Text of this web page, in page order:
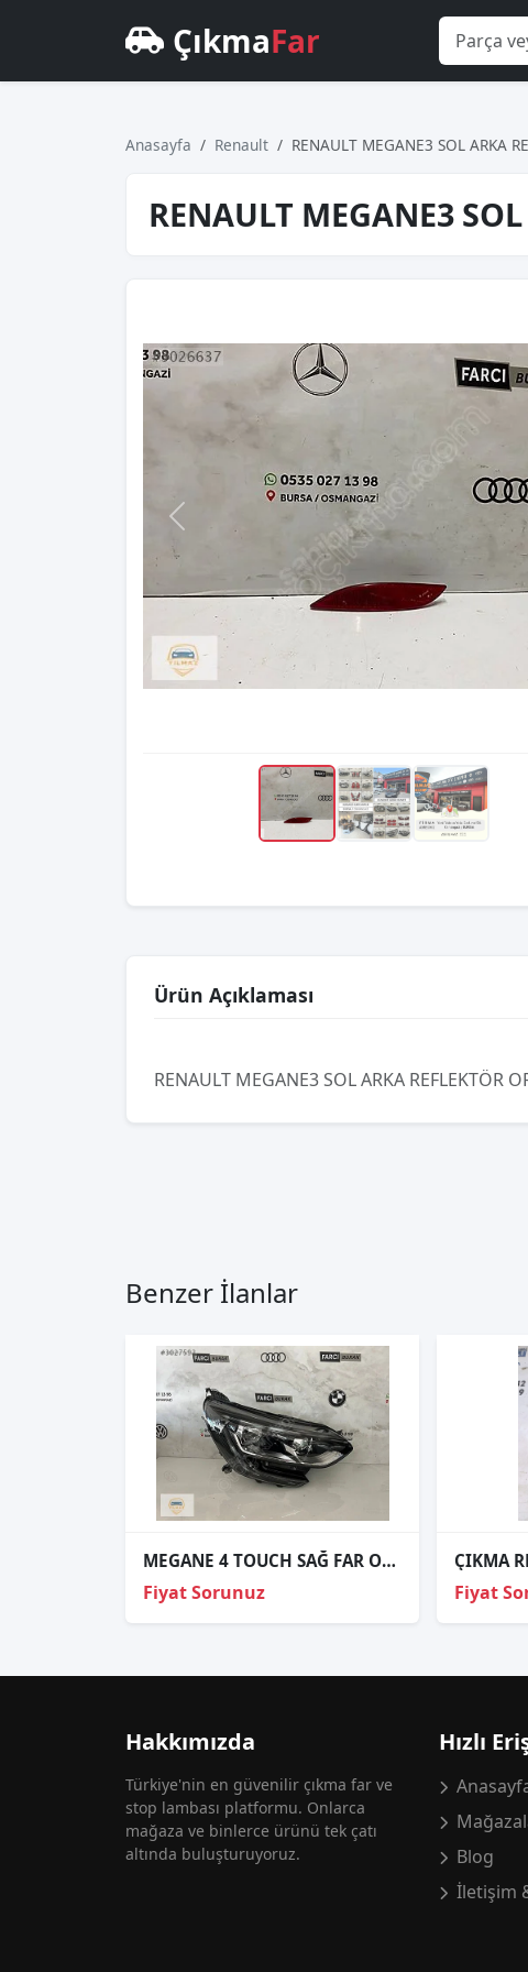
ÇıkmaFar
Anasayfa Renault RENAULT MEGANE3 SOL ARKA
RENAULT MEGANE3
Ürün Açıklaması
RENAULT MEGANE3 SOL ARKA REFLEKTÖR
Benzer İlanlar
MEGANE 4 TOUCH SAĞ FAR ORJİNAL
Fiyat Sorunuz Fiyat
Hakkımızda
Türkiye'nin en güvenilir çıkma far ve
stop lambası platformu. Onlarca
mağaza ve binlerce ürünü tek çatı
altında buluşturuyoruz.
Hızlı
Blog
İletişim